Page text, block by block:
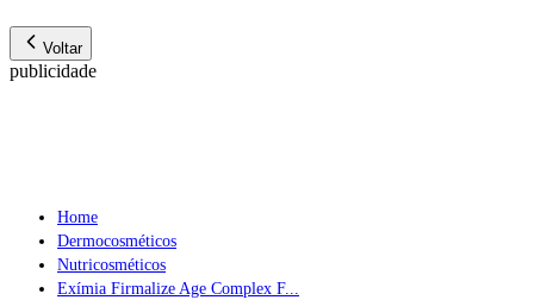
Voltar
publicidade
Home
Dermocosméticos
Nutricosméticos
Exímia Firmalize Age Complex F...